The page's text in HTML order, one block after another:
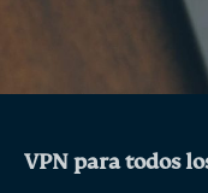
VPN para todos